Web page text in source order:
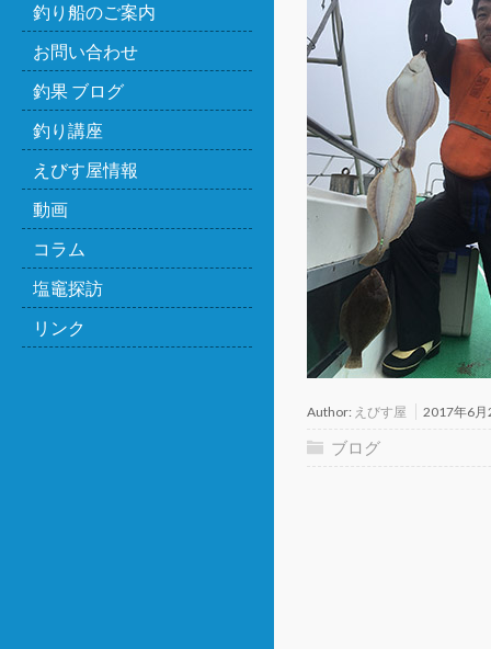
釣り船のご案内
お問い合わせ
釣果 ブログ
釣り講座
えびす屋情報
動画
コラム
塩竈探訪
リンク
Author: えびす屋 2017年6月
ブログ